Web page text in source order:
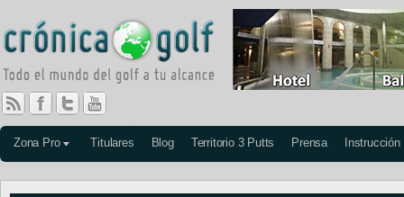
Zona Pro Titulares Blog Territorio 3 Putts Prensa Instrucción